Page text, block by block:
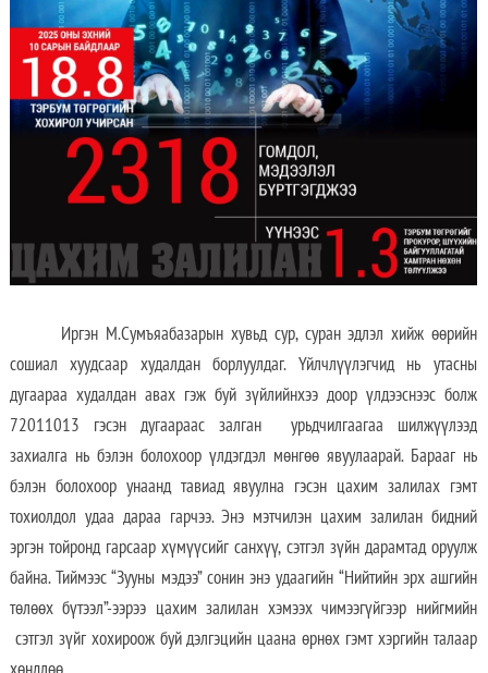
Иргэн М.Сумъяабазарын хувьд сур, суран эдлэл хийж өөрийн
сошиал хуудсаар худалдан борлуулдаг. Үйлчлүүлэгчид нь утасны
дугаараа худалдан авах гэж буй зүйлийнхээ доор үлдээснээс болж
72011013 гэсэн дугаараас залган урьдчилгаагаа шилжүүлээд
захиалга нь бэлэн болохоор үлдэгдэл мөнгөө явуулаарай. Барааг нь
бэлэн болохоор унаанд тавиад явуулна гэсэн цахим залилах гэмт
тохиолдол удаа дараа гарчээ. Энэ мэтчилэн цахим залилан бидний
эргэн тойронд гарсаар хүмүүсийг санхүү, сэтгэл зүйн дарамтад оруулж
байна. Тиймээс “Зууны мэдээ” сонин энэ удаагийн “Нийтийн эрх ашгийн
төлөөх бүтээл”-ээрээ цахим залилан хэмээх чимээгүйгээр нийгмийн
сэтгэл зүйг хохироож буй дэлгэцийн цаана өрнөх гэмт хэргийн талаар